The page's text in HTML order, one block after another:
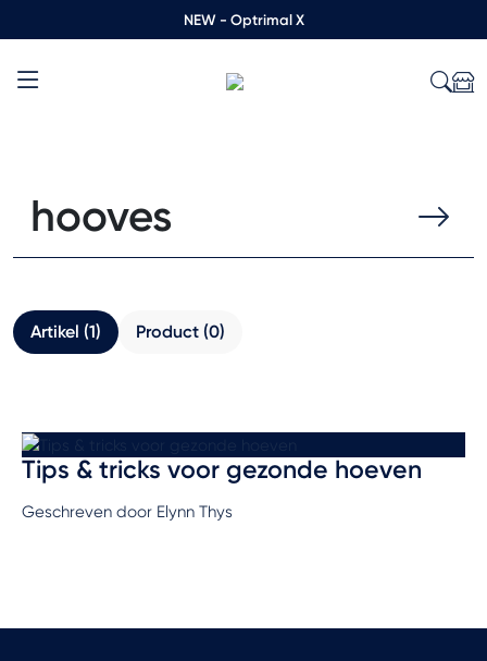
NEW - Optrimal X
Artikel (1) Product (0)
Tips & tricks voor gezonde hoeven
Geschreven door Elynn Thys